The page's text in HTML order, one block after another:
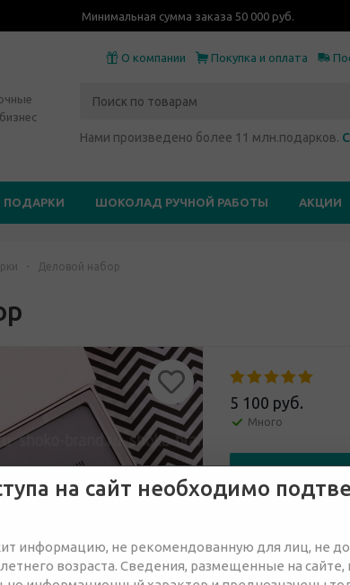
Минимальная сумма заказа 50 000 руб.
О компании Покупка и оплата
Нами произведено более 11 млн.подарков.
ПОДАРКИ ШОКОЛАД РУЧНОЙ РАБОТЫ АКЦИИ
- Деловой набор
5 100 руб.
Много
Отправить запрос
на сайт необходимо
информацию, не рекомендованную для лиц, не
возраста. Сведения, размещенные на сайте,